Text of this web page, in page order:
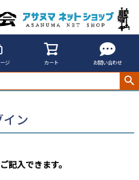
ジ カート お問い合わせ
イン
記入できます。